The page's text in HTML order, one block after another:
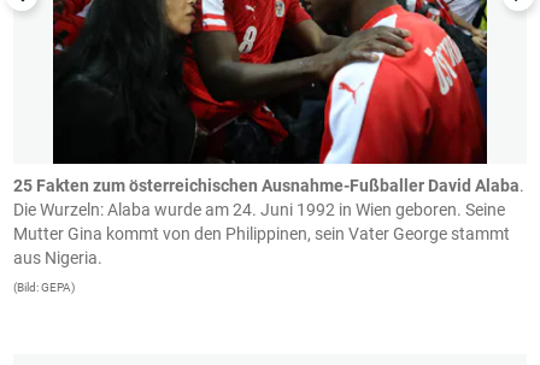
25 Fakten zum österreichischen Ausnahme-Fußballer David Alaba.
Die Wurzeln: Alaba wurde am 24. Juni 1992 in Wien geboren. Seine
Mutter Gina kommt von den Philippinen, sein Vater George stammt
aus Nigeria.
(Bild: GEPA)